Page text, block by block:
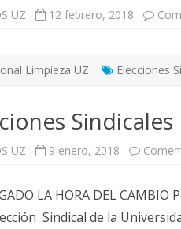
ESTATUTOS
UZ 12 febrero, 2018
Limpieza UZ Elecciones
UZ 9 enero, 2018
LA HORA DEL
Sindical de la